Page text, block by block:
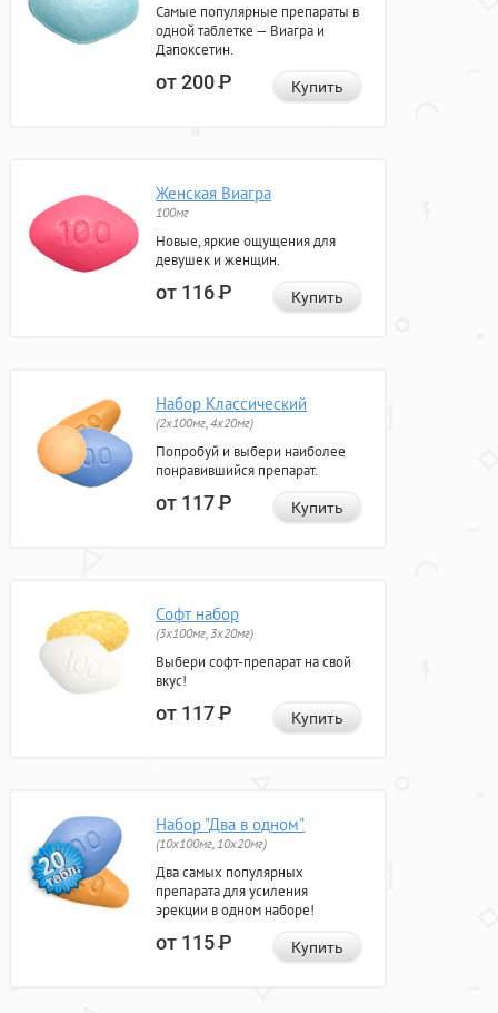
Самые популярные препараты в
одной таблетке — Виагра и
Дапоксетин.
от 200Р Купить
Женская Виагра
100мг
Новые, яркие ощущения для
девушек и женщин.
от 116Р Купить
Набор Классический
(2x100мг, 4x20мг)
Попробуй и выбери наиболее
понравившийся препарат.
от 117Р Купить
Софт набор
(3x100мг, 3x20мг)
Выбери софт-препарат на свой
вкус!
от 117Р Купить
Набор "Два в одном"
(10x100мг, 10x20мг)
Два самых популярных
препарата для усиления
эрекции в одном наборе!
от 115Р Купить